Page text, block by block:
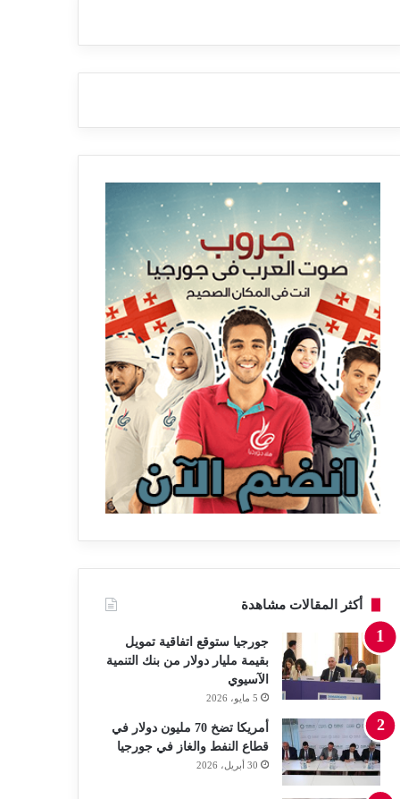
أكثر المقالات مشاهدة
جورجيا ستوقع اتفاقية تمويل
بقيمة مليار دولار من بنك التنمية
الآسيوي
5 مايو، 2026
أمريكا تضخ 70 مليون دولار في
قطاع النفط والغاز في جورجيا
30 أبريل، 2026